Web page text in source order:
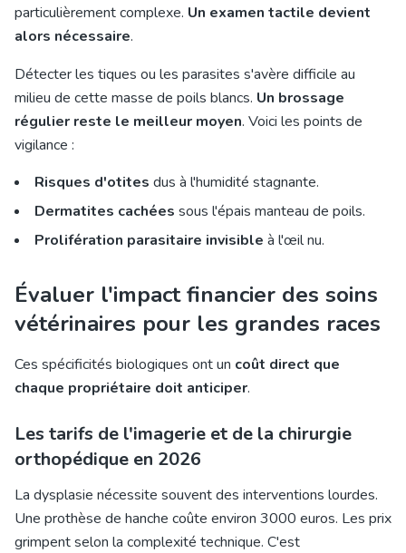
particulièrement complexe. Un examen tactile devient
alors nécessaire.
Détecter les tiques ou les parasites s'avère difficile au
milieu de cette masse de poils blancs. Un brossage
régulier reste le meilleur moyen. Voici les points de
vigilance :
Risques d'otites dus à l'humidité stagnante.
Dermatites cachées sous l'épais manteau de poils.
Prolifération parasitaire invisible à l'œil nu.
Évaluer l'impact financier des soins
vétérinaires pour les grandes races
Ces spécificités biologiques ont un coût direct que
chaque propriétaire doit anticiper.
Les tarifs de l'imagerie et de la chirurgie
orthopédique en 2026
La dysplasie nécessite souvent des interventions lourdes.
Une prothèse de hanche coûte environ 3000 euros. Les prix
grimpent selon la complexité technique. C'est